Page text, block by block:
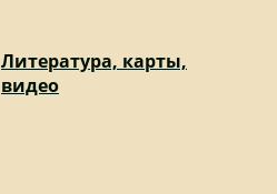
Литература, карты,
видео